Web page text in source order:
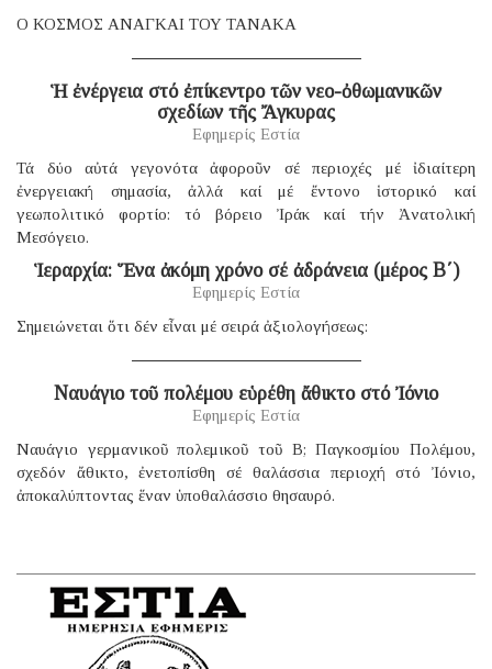
Ο ΚΟΣΜΟΣ ΑΝΑΓΚΑΙ ΤΟΥ ΤΑΝΑΚΑ
Ἡ ἐνέργεια στό ἐπίκεντρο τῶν νεο-ὀθωμανικῶν
σχεδίων τῆς Ἄγκυρας
Εφημερίς Εστία
Τά δύο αὐτά γεγονότα ἀφοροῦν σέ περιοχές μέ ἰδιαίτερη
ἐνεργειακή σημασία, ἀλλά καί μέ ἔντονο ἱστορικό καί
γεωπολιτικό φορτίο: τό βόρειο Ἰράκ καί τήν Ἀνατολική
Μεσόγειο.
Ἱεραρχία: Ἕνα ἀκόμη χρόνο σέ ἀδράνεια (μέρος B΄)
Εφημερίς Εστία
Σημειώνεται ὅτι δέν εἶναι μέ σειρά ἀξιολογήσεως:
Ναυάγιο τοῦ πολέμου εὑρέθη ἄθικτο στό Ἰόνιο
Εφημερίς Εστία
Ναυάγιο γερμανικοῦ πολεμικοῦ τοῦ B; Παγκοσμίου Πολέμου,
σχεδόν ἄθικτο, ἐνετοπίσθη σέ θαλάσσια περιοχή στό Ἰόνιο,
ἀποκαλύπτοντας ἕναν ὑποθαλάσσιο θησαυρό.